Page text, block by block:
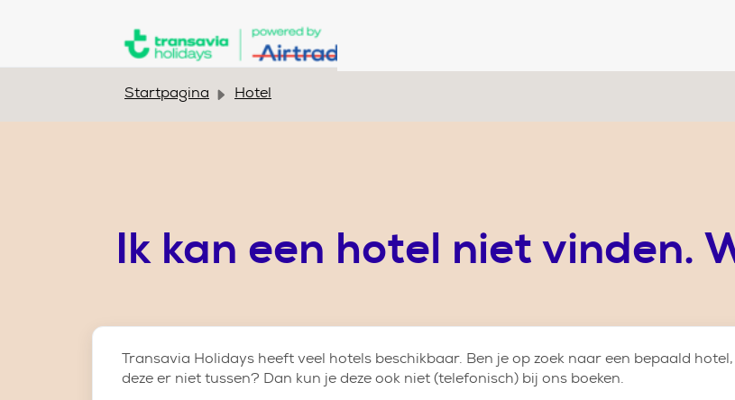
Startpagina Hotel
Ik kan een hotel niet vinden.
Transavia Holidays heeft veel hotels beschikbaar. Ben je op zoek naar een bepaald
deze er niet tussen? Dan kun je deze ook niet (telefonisch) bij ons boeken.